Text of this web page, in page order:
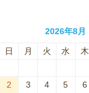
2026年8月
日 月 火 水 木
2
3 4 5 6